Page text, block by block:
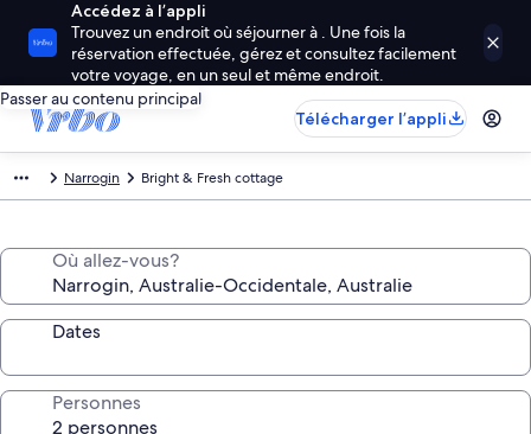
Accédez à l’appli
Trouvez un endroit où séjourner à . Une fois la
réservation effectuée, gérez et consultez facilement
votre voyage, en un seul et même endroit.
Passer au contenu principal
Télécharger l’appli
Narrogin Bright & Fresh cottage
Où allez-vous?
Dates
Personnes